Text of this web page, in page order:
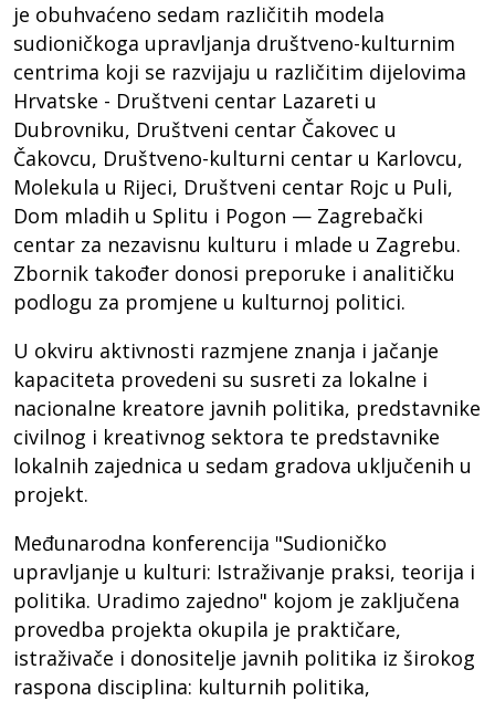
je obuhvaćeno sedam različitih modela
sudioničkoga upravljanja društveno-kulturnim
centrima koji se razvijaju u različitim dijelovima
Hrvatske - Društveni centar Lazareti u
Dubrovniku, Društveni centar Čakovec u
Čakovcu, Društveno-kulturni centar u Karlovcu,
Molekula u Rijeci, Društveni centar Rojc u Puli,
Dom mladih u Splitu i Pogon — Zagrebački
centar za nezavisnu kulturu i mlade u Zagrebu.
Zbornik također donosi preporuke i analitičku
podlogu za promjene u kulturnoj politici.
U okviru aktivnosti razmjene znanja i jačanje
kapaciteta provedeni su susreti za lokalne i
nacionalne kreatore javnih politika, predstavnike
civilnog i kreativnog sektora te predstavnike
lokalnih zajednica u sedam gradova uključenih u
projekt.
Međunarodna konferencija "Sudioničko
upravljanje u kulturi: Istraživanje praksi, teorija i
politika. Uradimo zajedno" kojom je zaključena
provedba projekta okupila je praktičare,
istraživače i donositelje javnih politika iz širokog
raspona disciplina: kulturnih politika,